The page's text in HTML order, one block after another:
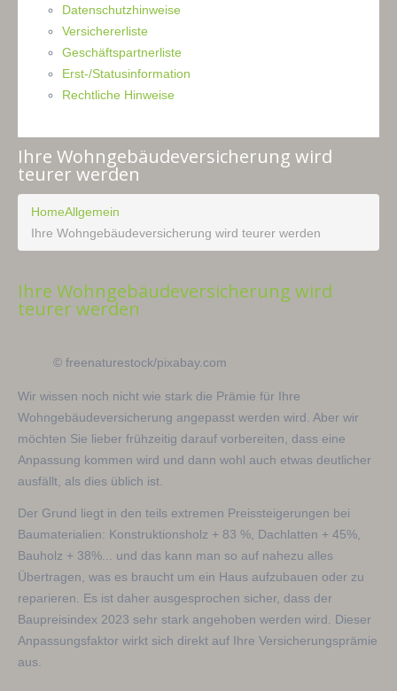
Datenschutzhinweise
Versichererliste
Geschäftspartnerliste
Erst-/Statusinformation
Rechtliche Hinweise
Ihre Wohngebäudeversicherung wird
teurer werden
HomeAllgemein
Ihre Wohngebäudeversicherung wird teurer werden
Ihre Wohngebäudeversicherung wird
teurer werden
© freenaturestock/pixabay.com
Wir wissen noch nicht wie stark die Prämie für Ihre
Wohngebäudeversicherung angepasst werden wird. Aber wir
möchten Sie lieber frühzeitig darauf vorbereiten, dass eine
Anpassung kommen wird und dann wohl auch etwas deutlicher
ausfällt, als dies üblich ist.
Der Grund liegt in den teils extremen Preissteigerungen bei
Baumaterialien: Konstruktionsholz + 83 %, Dachlatten + 45%,
Bauholz + 38%... und das kann man so auf nahezu alles
Übertragen, was es braucht um ein Haus aufzubauen oder zu
reparieren. Es ist daher ausgesprochen sicher, dass der
Baupreisindex 2023 sehr stark angehoben werden wird. Dieser
Anpassungsfaktor wirkt sich direkt auf Ihre Versicherungsprämie
aus.